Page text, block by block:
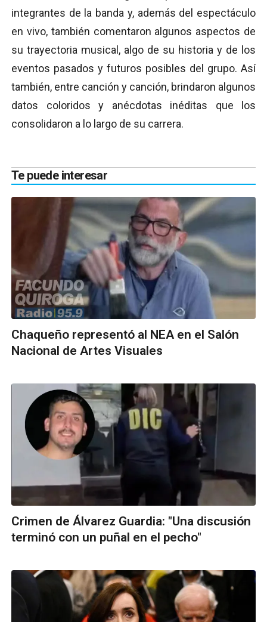
integrantes de la banda y, además del espectáculo
en vivo, también comentaron algunos aspectos de
su trayectoria musical, algo de su historia y de los
eventos pasados y futuros posibles del grupo. Así
también, entre canción y canción, brindaron algunos
datos coloridos y anécdotas inéditas que los
consolidaron a lo largo de su carrera.
Te puede interesar
Chaqueño representó al NEA en el Salón
Nacional de Artes Visuales
Crimen de Álvarez Guardia: "Una discusión
terminó con un puñal en el pecho"